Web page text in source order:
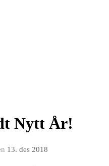
Nytt År!
13. des 2018